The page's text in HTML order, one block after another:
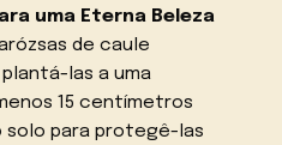
uma Eterna Beleza
de caule
las a uma
15 centímetros
solo para protegê-las